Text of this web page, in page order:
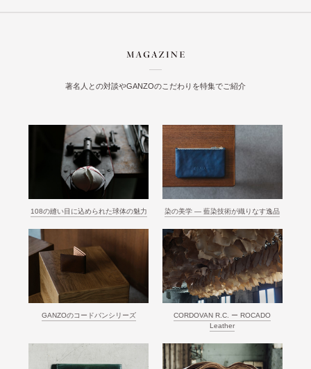
著名人との対談やGANZOのこだわりを特集でご紹介
108の縫い目に込められた球体の魅力 染の美学 ― 藍染技術が織りなす逸品
GANZOのコードバンシリーズ
CORDOVAN R.C. ー ROCADO
Leather